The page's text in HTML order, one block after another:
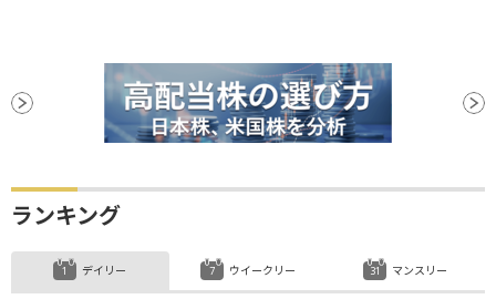
ランキング
デイリー ウイークリー マンスリー